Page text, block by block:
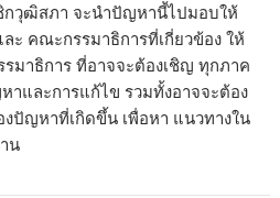
กวุฒิสภา จะนำปัญหานี้ไปมอบให้
ะ คณะกรรมาธิการที่เกี่ยวข้อง ให้
รมาธิการ ที่อาจจะต้องเชิญ ทุกภาค
าและการแก้ไข รวมทั้งอาจจะต้อง
ปัญหาที่เกิดขึ้น เพื่อหา แนวทางใน
น